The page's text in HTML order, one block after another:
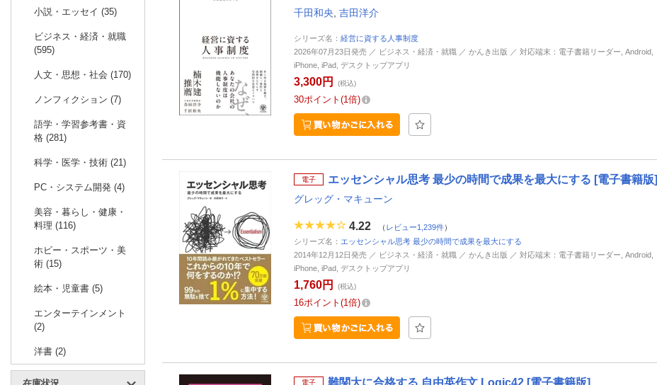
小説・エッセイ (35)
ビジネス・経済・就職
(595)
人文・思想・社会 (170)
ノンフィクション (7)
語学・学習参考書・資
格 (281)
科学・医学・技術 (21)
PC・システム開発 (4)
美容・暮らし・健康・
料理 (116)
ホビー・スポーツ・美
術 (15)
絵本・児童書 (5)
エンターテインメント
(2)
洋書 (2)
千田和央 吉田洋介
シリーズ名： 経営に資する人事制度
2026年07月23日発売 ／ ビジネス・経済・就職 ／ かんき出版 ／ 対応端末：電子書籍リーダー, Android,
iPhone, iPad, デスクトップアプリ
3,300円 (税込)
30ポイント 1倍
電子 エッセンシャル思考 最少の時間で成果を最大にする [電子書籍版]
グレッグ・マキューン
4.22 （ レビュー1,239件）
シリーズ名： エッセンシャル思考 最少の時間で成果を最大にする
2014年12月12日発売 ／ ビジネス・経済・就職 ／ かんき出版 ／ 対応端末：電子書籍リーダー, Android,
iPhone, iPad, デスクトップアプリ
1,760円 (税込)
16ポイント 1倍
電子 難関大に合格する 自由英作文 Logic42 [電子書籍版]